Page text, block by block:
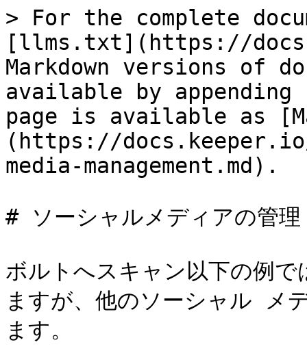
> For the complete
[llms.txt](https://
Markdown versions of
available by
page is available as
(https://
media-management.md).
# ソーシャルメディアの管理
ボルトへスキャン以下の例
ますが、他のソーシャル メ
ます。